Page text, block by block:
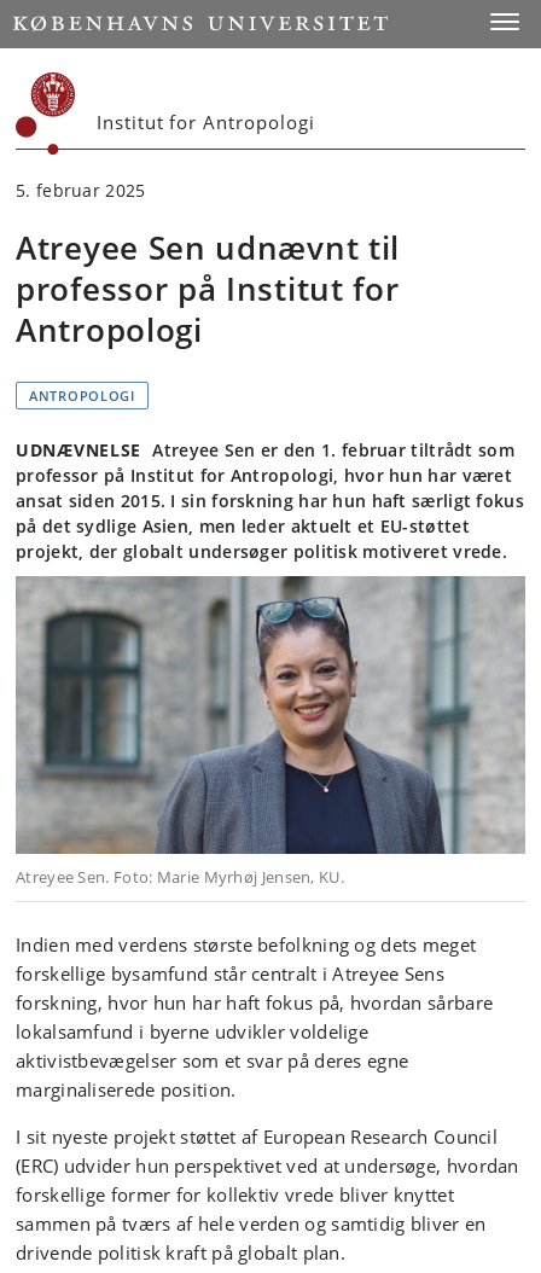
Start
Institut for Antropologi
5. februar 2025
Atreyee Sen udnævnt til
professor på Institut for
Antropologi
ANTROPOLOGI
UDNÆVNELSE Atreyee Sen er den 1. februar tiltrådt som
professor på Institut for Antropologi, hvor hun har været
ansat siden 2015. I sin forskning har hun haft særligt fokus
på det sydlige Asien, men leder aktuelt et EU-støttet
projekt, der globalt undersøger politisk motiveret vrede.
Atreyee Sen. Foto: Marie Myrhøj Jensen, KU.
Indien med verdens største befolkning og dets meget
forskellige bysamfund står centralt i Atreyee Sens
forskning, hvor hun har haft fokus på, hvordan sårbare
lokalsamfund i byerne udvikler voldelige
aktivistbevægelser som et svar på deres egne
marginaliserede position.
I sit nyeste projekt støttet af European Research Council
(ERC) udvider hun perspektivet ved at undersøge, hvordan
forskellige former for kollektiv vrede bliver knyttet
sammen på tværs af hele verden og samtidig bliver en
drivende politisk kraft på globalt plan.